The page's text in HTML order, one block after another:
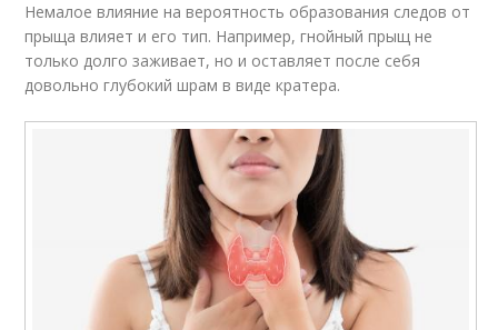
Немалое влияние на вероятность образования следов от
прыща влияет и его тип. Например, гнойный прыщ не
только долго заживает, но и оставляет после себя
довольно глубокий шрам в виде кратера.